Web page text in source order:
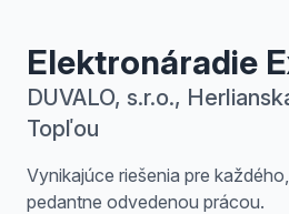
Elektronáradie
DUVALO, s.r.o.,
Topľou
Vynikajúce riešenia pre
pedantne odvedenou prácou.